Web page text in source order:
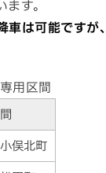
ます。
車は可能ですが
用区間
小俣北町